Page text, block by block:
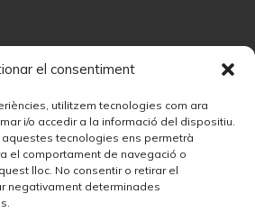
el consentiment
utilitzem tecnologies com ara
i/o accedir a la informació del dispositiu.
tecnologies ens permetrà
el comportament de navegació o
lloc. No consentir o retirar el
negativament determinades